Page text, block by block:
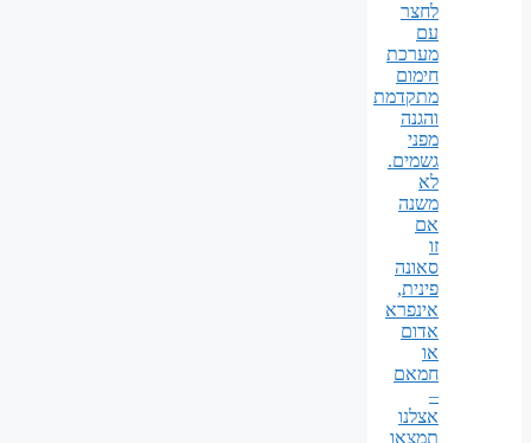
לחצר
עם
מערכת
חימום
מתקדמת
והגנה
מפני
גשמים.
לא
משנה
אם
זו
סאונה
פינית,
אינפרא
אדום
או
חמאם
–
אצלנו
תמצאו